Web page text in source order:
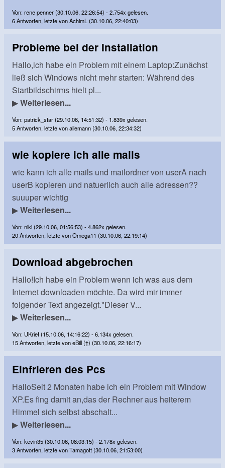
Von: rene penner (30.10.06, 22:26:54) - 2.754x gelesen.
6 Antworten, letzte von AchimL (30.10.06, 22:40:03)
Probleme bei der Installation
Hallo,ich habe ein Problem mit einem Laptop:Zunächst
ließ sich Windows nicht mehr starten: Während des
Startbildschirms hielt pl...
▶Weiterlesen...
Von: patrick_star (29.10.06, 14:51:32) - 1.839x gelesen.
5 Antworten, letzte von allemann (30.10.06, 22:34:32)
wie kopiere ich alle mails
wie kann ich alle mails und mailordner von userA nach
userB kopieren und natuerlich auch alle adressen??
suuuper wichtig
▶Weiterlesen...
Von: niki (29.10.06, 01:56:53) - 4.862x gelesen.
20 Antworten, letzte von Omega11 (30.10.06, 22:19:14)
Download abgebrochen
Hallo!Ich habe ein Problem wenn ich was aus dem
Internet downloaden möchte. Da wird mir immer
folgender Text angezeigt."Dieser V...
▶Weiterlesen...
Von: UKrief (15.10.06, 14:16:22) - 6.134x gelesen.
15 Antworten, letzte von eBill (†) (30.10.06, 22:16:17)
Einfrieren des Pcs
HalloSeit 2 Monaten habe ich ein Problem mit Window
XP.Es fing damit an,das der Rechner aus heiterem
Himmel sich selbst abschalt...
▶Weiterlesen...
Von: kevin35 (30.10.06, 08:03:15) - 2.178x gelesen.
3 Antworten, letzte von Tamagott (30.10.06, 21:53:00)